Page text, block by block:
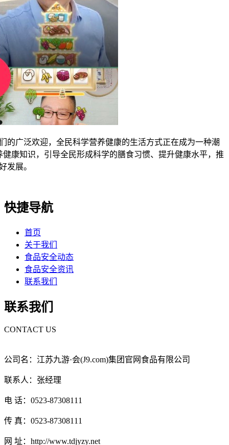
广泛欢迎，全民科学营养健康的生活方式正在成为一种潮
康知识，引导全民形成科学的膳食习惯、提升健康水平，推
发展。
快捷导航
首页
关于我们
食品安全动态
食品安全资讯
联系我们
联系我们
CONTACT US
公司名：江苏九游·会(J9.com)集团官网食品有限公司
联系人：张经理
电 话：0523-87308111
传 真：0523-87308111
网 址：http://www.tdjyzy.net